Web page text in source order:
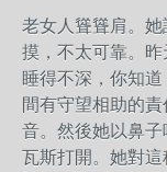
老女人聳聳肩。
摸，不太可靠。
睡得不深，你知
間有守望相助的
音。然後她以鼻
瓦斯打開。她對